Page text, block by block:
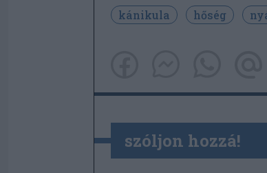
kánikula hőség
szóljon hozzá!